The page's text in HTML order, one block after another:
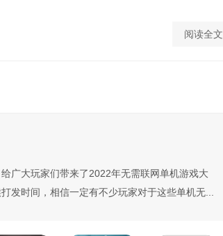
阅读全文
广大玩家们带来了2022年无需联网单机游戏大
发时间，相信一定有不少玩家对于这些单机无...